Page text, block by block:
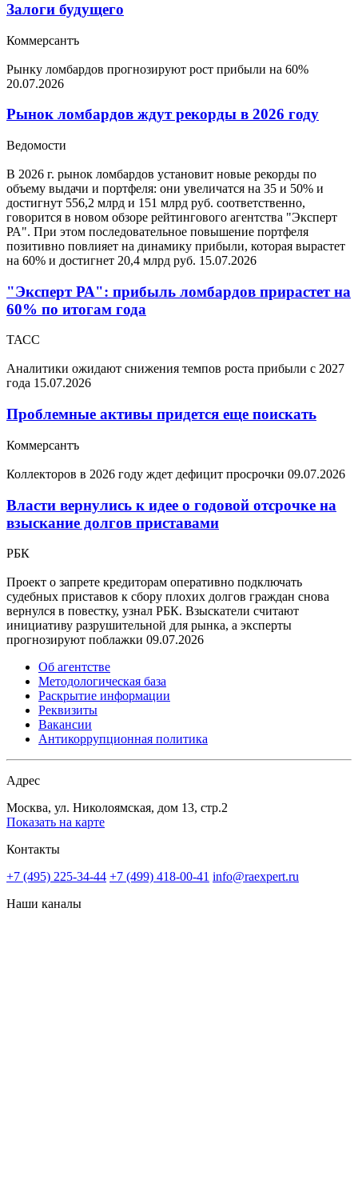
Залоги будущего
Коммерсантъ
Рынку ломбардов прогнозируют рост прибыли на 60%
20.07.2026
Рынок ломбардов ждут рекорды в 2026 году
Ведомости
В 2026 г. рынок ломбардов установит новые рекорды по
объему выдачи и портфеля: они увеличатся на 35 и 50% и
достигнут 556,2 млрд и 151 млрд руб. соответственно,
говорится в новом обзоре рейтингового агентства "Эксперт
РА". При этом последовательное повышение портфеля
позитивно повлияет на динамику прибыли, которая вырастет
на 60% и достигнет 20,4 млрд руб. 15.07.2026
"Эксперт РА": прибыль ломбардов прирастет на
60% по итогам года
ТАСС
Аналитики ожидают снижения темпов роста прибыли с 2027
года 15.07.2026
Проблемные активы придется еще поискать
Коммерсантъ
Коллекторов в 2026 году ждет дефицит просрочки 09.07.2026
Власти вернулись к идее о годовой отсрочке на
взыскание долгов приставами
РБК
Проект о запрете кредиторам оперативно подключать
судебных приставов к сбору плохих долгов граждан снова
вернулся в повестку, узнал РБК. Взыскатели считают
инициативу разрушительной для рынка, а эксперты
прогнозируют поблажки 09.07.2026
Об агентстве
Методологическая база
Раскрытие информации
Реквизиты
Вакансии
Антикоррупционная политика
Адрес
Москва, ул. Николоямская, дом 13, стр.2
Показать на карте
Контакты
+7 (495) 225-34-44 +7 (499) 418-00-41 info@raexpert.ru
Наши каналы